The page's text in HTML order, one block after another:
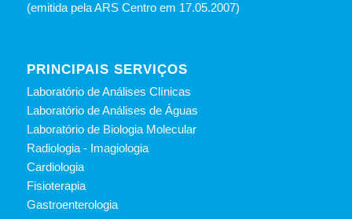
(emitida pela ARS Centro em 17.05.2007)
PRINCIPAIS SERVIÇOS
Laboratório de Análises Clínicas
Laboratório de Análises de Águas
Laboratório de Biologia Molecular
Radiologia - Imagiologia
Cardiologia
Fisioterapia
Gastroenterologia